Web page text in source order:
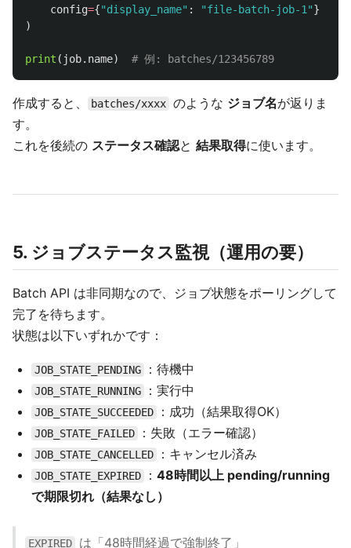
config={"display_name" : "file-batch-job-1 "}
)
print ( job. name)
作成すると、 batches/xxxx のような ジョブ名が返りま
す。
これを後続の ステータス確認と 結果取得に使います。
5. ジョブステータス監視（運用の要）
Batch API は非同期なので、ジョブ状態をポーリングして
完了を待ちます。
状態は以下いずれかです：
JOB_STATE_PENDING ：待機中
JOB_STATE_RUNNING ：実行中
JOB_STATE_SUCCEEDED ：成功（結果取得OK）
JOB_STATE_FAILED ：失敗（エラー確認）
JOB_STATE_CANCELLED ：キャンセル済み
JOB_STATE_EXPIRED ： 48時間以上 pending/running
で期限切れ（結果なし）
EXPIRED
は「48時間経過で強制終了」